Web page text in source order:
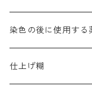
染料一覧ー100g入り
染料一覧ー500g入り
ピンクMB｜ピンク色
グリーンMB｜緑色
ダークブロンMFB｜こげ
ブロンHNR｜こげ茶色
黒色系
ブラックMK（赤みの黒
白色系（定番の色合
霧島産・晩秋茶｜黄金
ローダミンB｜赤紫色
摺込み刷毛（スリコミ
ローケツ用筆｜1本～販
ローケツ用筆ー10%off
洋型紙（9番手｜中
有償サンプル品｜約
張木｜入荷待ち
糊落とし剤｜ソルベ
濃染処理剤｜ソルバ
染料の吸収促進剤
酢酸｜絹・羊毛・ナイ
染料のムラ染め抑制
染色の後に使用する
ソーピング剤｜未定
仕上げ糊